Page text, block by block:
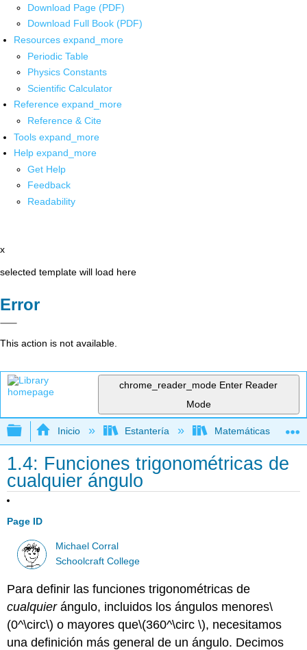
Download Page (PDF)
Download Full Book (PDF)
Resources expand_more
Periodic Table
Physics Constants
Scientific Calculator
Reference expand_more
Reference & Cite
Tools expand_more
Help expand_more
Get Help
Feedback
Readability
x
selected template will load here
Error
This action is not available.
chrome_reader_mode Enter Reader
Mode
Expandir/contraer jerarquía global
Inicio Estantería Matemáticas
1.4: Funciones trigonométricas de
cualquier ángulo
Page ID
Michael Corral
Schoolcraft College
Para definir las funciones trigonométricas de
cualquierángulo, incluidos los ángulos menores\
(0^\circ\) o mayores que\(360^\circ \), necesitamos
una definición más general de un ángulo. Decimos